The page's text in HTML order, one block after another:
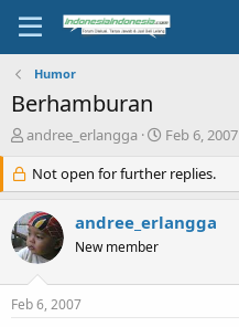
Humor
Berhamburan
T
r
e
a
d
s
r
andree_erlangga
S
a
r
d
Feb 6, 2007
Not open for further replies.
andree_erlangga
New member
Feb 6, 2007